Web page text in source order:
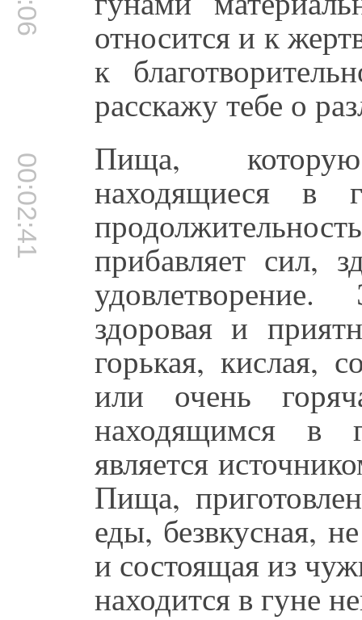
относится и к
к
расскажу тебе о
00:02:41 Пища,
находящиеся в
прибавляет сил,
здоровая и
горькая, кислая,
или очень
находящимся в
является
Пища,
еды, безвкусная,
и состоящая из
находится в гуне